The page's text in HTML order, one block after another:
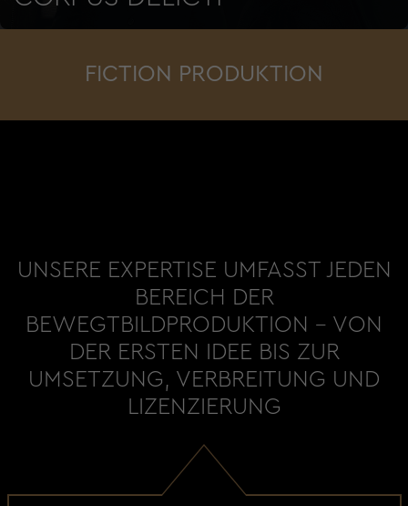
FICTION PRODUKTION
UNSERE EXPERTISE UMFASST JEDEN
BEREICH DER
BEWEGTBILDPRODUKTION - VON
DER ERSTEN IDEE BIS ZUR
UMSETZUNG, VERBREITUNG UND
LIZENZIERUNG